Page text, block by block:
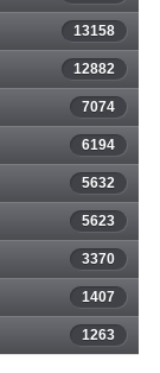
2.2
13158
12882
7074
6194
5632
5623
3370
1407
1263